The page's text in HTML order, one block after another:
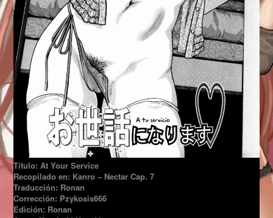
Título: At Your Service
Recopilado en: Kanro – Nectar Cap. 7
Traducción: Ronan
Corrección: Pzykosis666
Edición: Ronan